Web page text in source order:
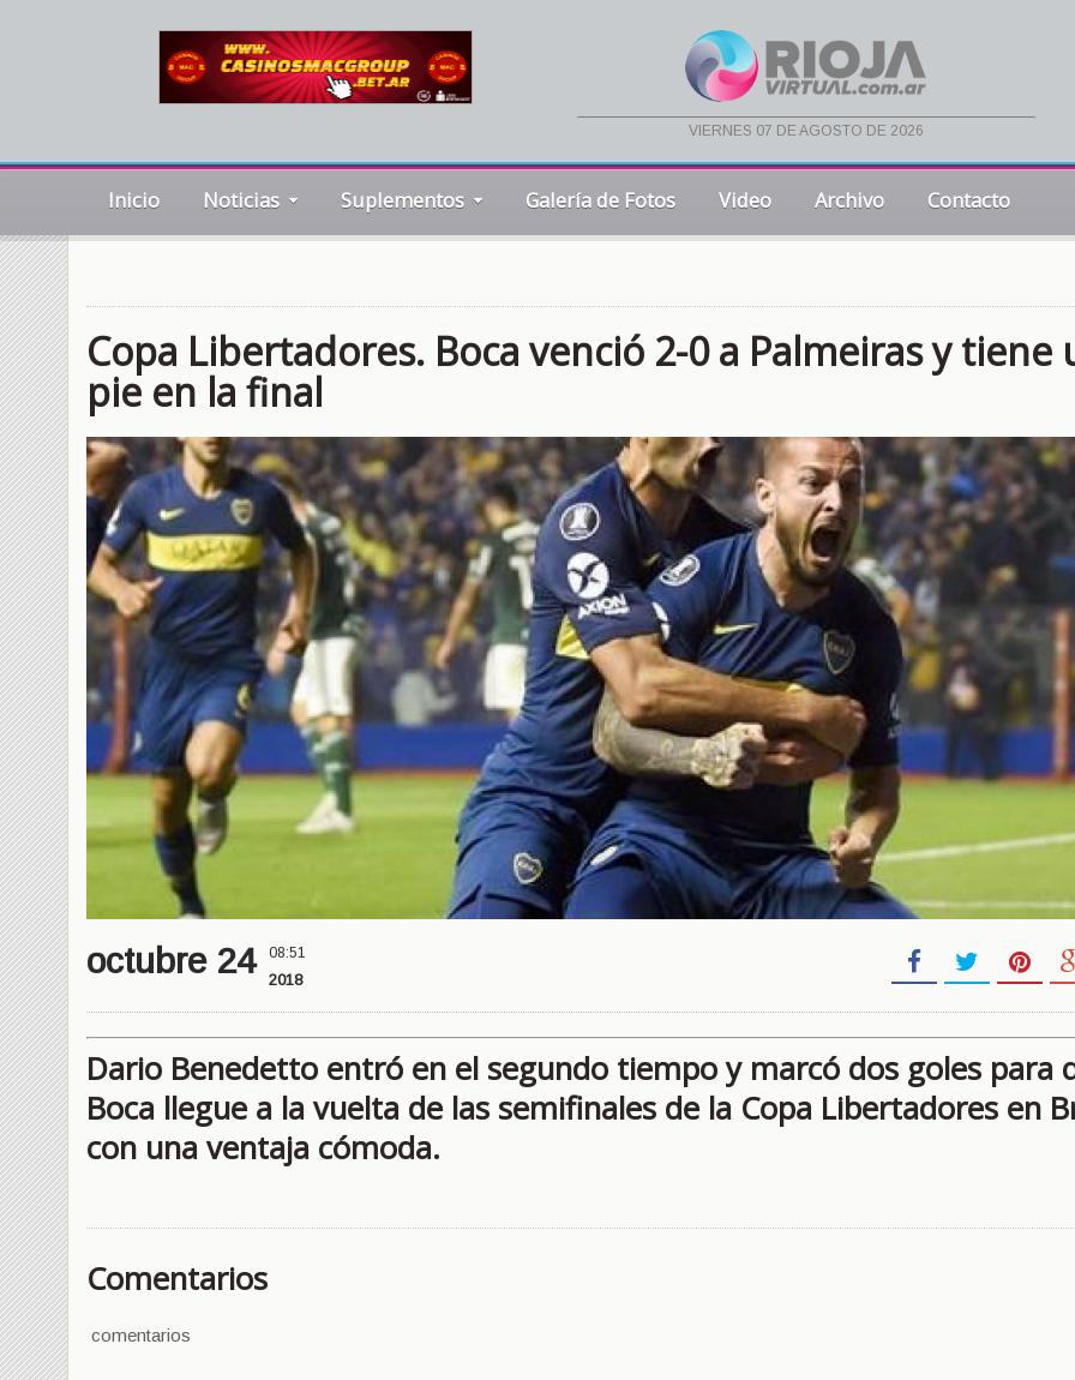
viernes 07 de agosto de 2026
Inicio Noticias Suplementos Galería de Fotos Video Archivo Contacto
Copa Libertadores. Boca venció 2-0 a Palmeiras y tiene
pie en la final
octubre 24 08:51
2018
Dario Benedetto entró en el segundo tiempo y marcó dos goles para
Boca llegue a la vuelta de las semifinales de la Copa Libertadores en
con una ventaja cómoda.
Comentarios
comentarios